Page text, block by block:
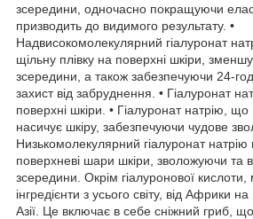
зсередини, одночасно покращуючи
призводить до видимого результату. •
Надвисокомолекулярний гіалуронат
щільну плівку на поверхні шкіри,
зсередини, а також забезпечуючи 24-
захист від забруднення. • Гіалуронат
поверхні шкіри. • Гіалуронат натрію,
насичує шкіру, забезпечуючи чудове
Низькомолекулярний гіалуронат
поверхневі шари шкіри, зволожуючи та
зсередини. Окрім гіалуронової
інгредієнти з усього світу, від Африки
Азії. Це включає в себе сніжний гриб, що